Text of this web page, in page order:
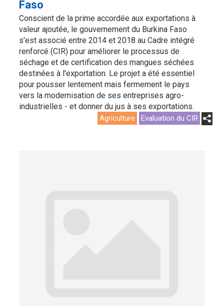
Faso
Conscient de la prime accordée aux exportations à
valeur ajoutée, le gouvernement du Burkina Faso
s'est associé entre 2014 et 2018 au Cadre intégré
renforcé (CIR) pour améliorer le processus de
séchage et de certification des mangues séchées
destinées à l'exportation. Le projet a été essentiel
pour pousser lentement mais fermement le pays
vers la modernisation de ses entreprises agro-
industrielles - et donner du jus à ses exportations.
Agriculture Evaluation du CIR